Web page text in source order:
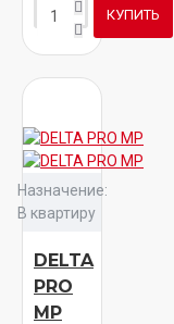
КУПИТЬ
Назначение:
В квартиру
DELTA
PRO
MP